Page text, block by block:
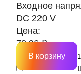
Входное
DC 220 V
Цена:
78.96 ₽
В корзину